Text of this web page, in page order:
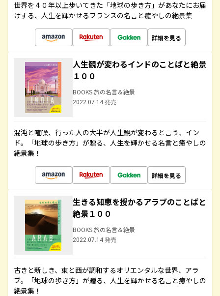
世界を４０年以上歩いてきた「地球の歩き方」があなたにお届
けする、人生を輝かせるフランスの名言と癒やしの絶景集
詳細を見る
人生観が変わるインドのことばと絶景
１００
BOOKS 旅の名言＆絶景
2022.07.14 発売
混沌と喧噪、行った人の大半が人生観が変わると言う、イン
ド。「地球の歩き方」が贈る、人生を輝かせる名言と癒やしの
絶景集！
詳細を見る
生きる知恵を授かるアラブのことばと
絶景１００
BOOKS 旅の名言＆絶景
2022.07.14 発売
古きと新しき、東と西が調和するオリエンタルな世界、アラ
ブ。「地球の歩き方」が贈る、人生を輝かせる名言と癒やしの
絶景集！